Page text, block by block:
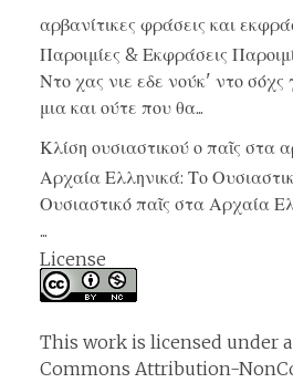
αρβανίτικες φράσεις και
Παροιμίες & Εκφράσεις
Ντο χας νιε εδε νούκ' ντο
μια και ούτε που θα...
Κλίση ουσιαστικού ο παῖς στα
Αρχαία Ελληνικά: Το
Ουσιαστικό παῖς στα Αρχαία
...
License
This work is licensed under a
Commons Attribution-